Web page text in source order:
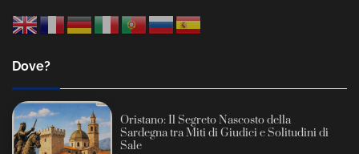
Dove?
Oristano: Il Segreto Nascosto della
Sardegna tra Miti di Giudici e Solitudini di
Sale